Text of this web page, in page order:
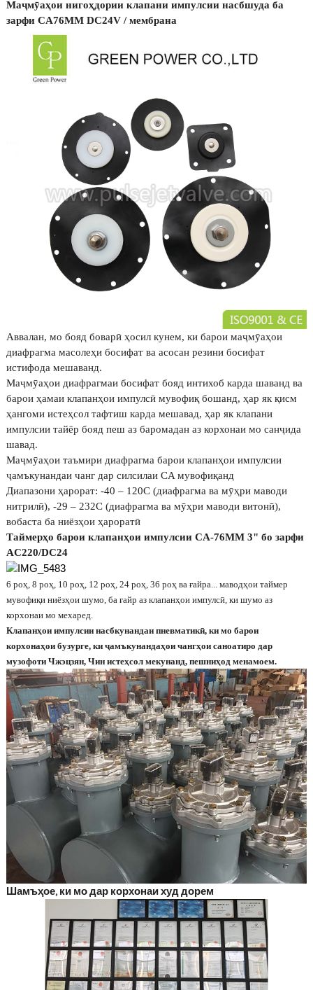
Маҷмӯаҳои нигоҳдории клапани импулсии насбшуда ба
зарфи CA76MM DC24V / мембрана
Аввалан, мо бояд боварӣ ҳосил кунем, ки барои маҷмӯаҳои
диафрагма масолеҳи босифат ва асосан резини босифат
истифода мешаванд.
Маҷмӯаҳои диафрагмаи босифат бояд интихоб карда шаванд ва
барои ҳамаи клапанҳои импулсӣ мувофиқ бошанд, ҳар як қисм
ҳангоми истеҳсол тафтиш карда мешавад, ҳар як клапани
импулсии тайёр бояд пеш аз баромадан аз корхонаи мо санҷида
шавад.
Маҷмӯаҳои таъмири диафрагма барои клапанҳои импулсии
ҷамъкунандаи чанг дар силсилаи CA мувофиқанд
Диапазони ҳарорат: -40 – 120C (диафрагма ва мӯҳри маводи
нитрилӣ), -29 – 232C (диафрагма ва мӯҳри маводи витонӣ),
вобаста ба ниёзҳои ҳароратӣ
Таймерҳо барои клапанҳои импулсии CA-76MM 3" бо зарфи
AC220/DC24
6 роҳ, 8 роҳ, 10 роҳ, 12 роҳ, 24 роҳ, 36 роҳ ва ғайра... маводҳои таймер
мувофиқи ниёзҳои шумо, ба ғайр аз клапанҳои импулсӣ, ки шумо аз
корхонаи мо мехаред.
Клапанҳои импулсии насбкунандаи пневматикӣ, ки мо барои
корхонаҳои бузурге, ки ҷамъкунандаҳои чангҳои саноатиро дар
музофоти Чжэцзян, Чин истеҳсол мекунанд, пешниҳод менамоем.
Шамъҳое, ки мо дар корхонаи худ дорем